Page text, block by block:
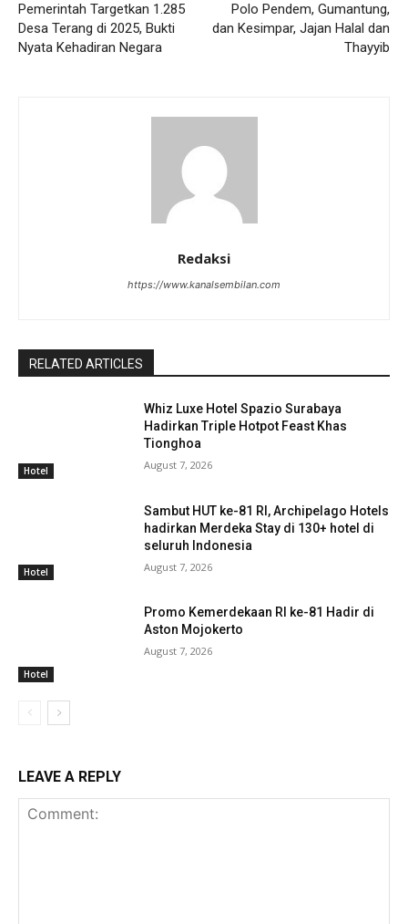
Pemerintah Targetkan 1.285
Desa Terang di 2025, Bukti
Nyata Kehadiran Negara
Polo Pendem, Gumantung,
dan Kesimpar, Jajan Halal dan
Thayyib
Redaksi
https://www.kanalsembilan.com
RELATED ARTICLES
Hotel
Whiz Luxe Hotel Spazio Surabaya
Hadirkan Triple Hotpot Feast Khas
Tionghoa
August 7, 2026
Hotel
Sambut HUT ke-81 RI, Archipelago Hotels
hadirkan Merdeka Stay di 130+ hotel di
seluruh Indonesia
August 7, 2026
Hotel
Promo Kemerdekaan RI ke-81 Hadir di
Aston Mojokerto
August 7, 2026
LEAVE A REPLY